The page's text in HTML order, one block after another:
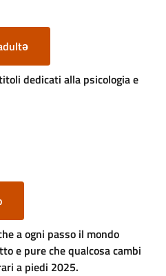
ə
dedicati alla psicologia e
a ogni passo il mondo
e pure che qualcosa cambi
a piedi 2025.